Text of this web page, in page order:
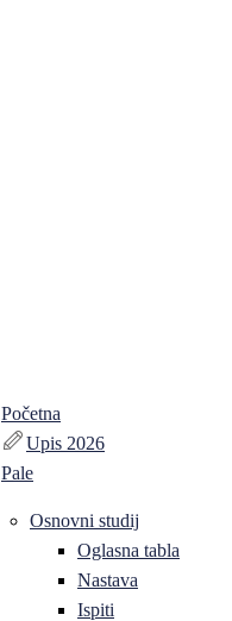
Početna
Upis 2026
Pale
Osnovni studij
Oglasna tabla
Nastava
Ispiti